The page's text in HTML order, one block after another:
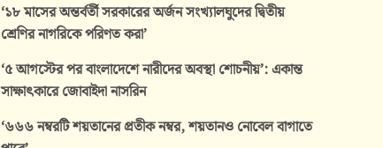
‘১৮ মাসের অন্তর্বর্তী সরকারের অর্জন সংখ্যালঘুদের দ্বিতীয়
শ্রেণির নাগরিকে পরিণত করা’
‘৫ আগস্টের পর বাংলাদেশে নারীদের অবস্থা শোচনীয়’: একান্ত
সাক্ষাৎকারে জোবাইদা নাসরিন
‘৬৬৬ নম্বরটি শয়তানের প্রতীক নম্বর, শয়তানও নোবেল বাগাতে